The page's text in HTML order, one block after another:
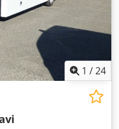
gerne und fair
ab 6,99% mit und
Bonität
-und Abgas
1 /24